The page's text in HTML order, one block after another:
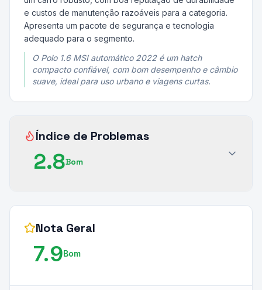
e custos de manutenção razoáveis para a categoria.
Apresenta um pacote de segurança e tecnologia
adequado para o segmento.
O Polo 1.6 MSI automático 2022 é um hatch
compacto confiável, com bom desempenho e câmbio
suave, ideal para uso urbano e viagens curtas.
Índice de Problemas
2.8Bom
Nota Geral
7.9Bom